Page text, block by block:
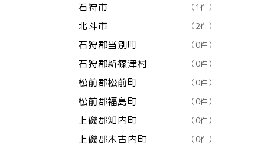
石狩市 （1件）
北斗市 （2件）
石狩郡当別町 （0件）
石狩郡新篠津村 （0件）
松前郡松前町 （0件）
松前郡福島町 （0件）
上磯郡知内町 （0件）
上磯郡木古内町 （0件）